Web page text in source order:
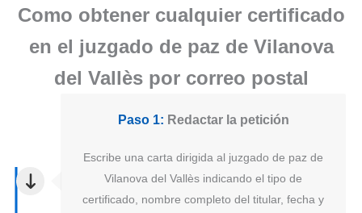
Como obtener cualquier certificado
en el juzgado de paz de Vilanova
del Vallès por correo postal
Paso 1: Redactar la petición
Escribe una carta dirigida al juzgado de paz de
Vilanova del Vallès indicando el tipo de
certificado, nombre completo del titular, fecha y